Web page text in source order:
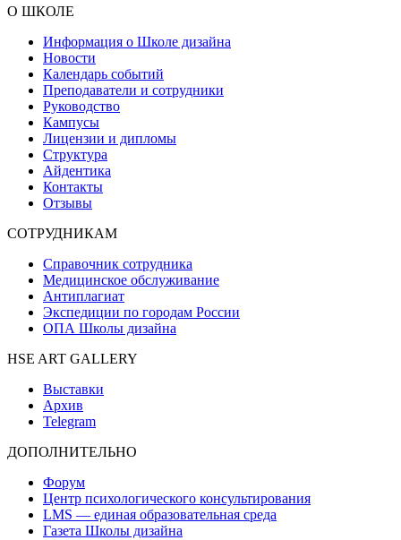
О ШКОЛЕ
Информация о Школе дизайна
Новости
Календарь событий
Преподаватели и сотрудники
Руководство
Кампусы
Лицензии и дипломы
Структура
Айдентика
Контакты
Отзывы
СОТРУДНИКАМ
Справочник сотрудника
Медицинское обслуживание
Антиплагиат
Экспедиции по городам России
ОПА Школы дизайна
HSE ART GALLERY
Выставки
Архив
Telegram
ДОПОЛНИТЕЛЬНО
Форум
Центр психологического консультирования
LMS — единая образовательная среда
Газета Школы дизайна